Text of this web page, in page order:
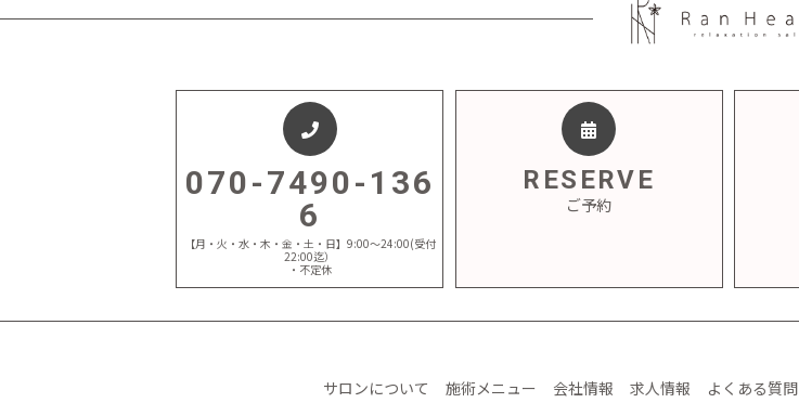
070-7490-136
6
【月・火・水・木・金・土・日】9:00～24:00(受付
22:00迄）
・不定休
RESERVE
ご予約
サロンについて 施術メニュー 会社情報 求人情報 よくある質問